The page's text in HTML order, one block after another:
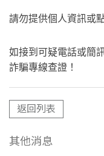
請勿提供個人資訊或
如接到可疑電話或簡
詐騙專線查證！
返回列表
其他消息